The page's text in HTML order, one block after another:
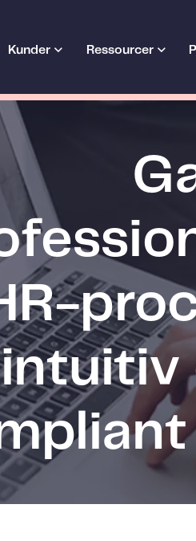
Kunder Ressourcer
intuitiv